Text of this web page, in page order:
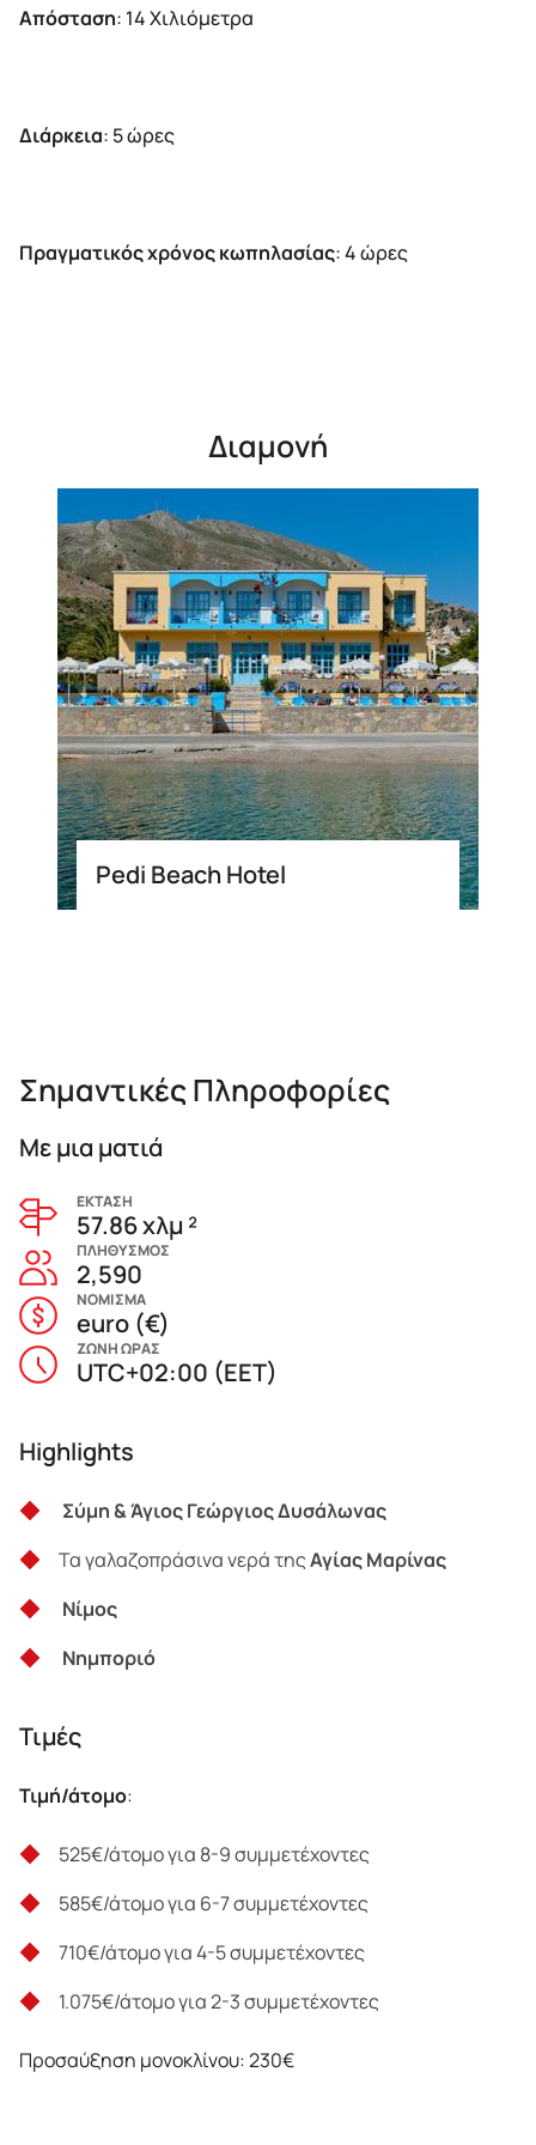
Απόσταση: 14 Χιλιόμετρα
Διάρκεια: 5 ώρες
Πραγματικόςχρόνος κωπηλασίας: 4 ώρες
Διαμονή
Pedi Beach Hotel
Σημαντικές Πληροφορίες
Με μια ματιά
ΕΚΤΑΣΗ
57.86 χλμ ²
ΠΛΗΘΥΣΜΟΣ
2,590
ΝΟΜΙΣΜΑ
euro (€)
ΖΩΝΗ ΩΡΑΣ
UTC+02:00 (EET)
Highlights
Σύμη & Άγιος ΓεώργιοςΔυσάλωνας
Τα γαλαζοπράσινα νερά τηςΑγίας Μαρίνας
Νίμος
Νημποριό
Τιμές
Τιμή/άτομο:
525€/άτομο για 8-9 συμμετέχοντες
585€/άτομο για 6-7 συμμετέχοντες
710€/άτομο για 4-5 συμμετέχοντες
1.075€/άτομο για 2-3 συμμετέχοντες
Προσαύξηση μονοκλίνου: 230€